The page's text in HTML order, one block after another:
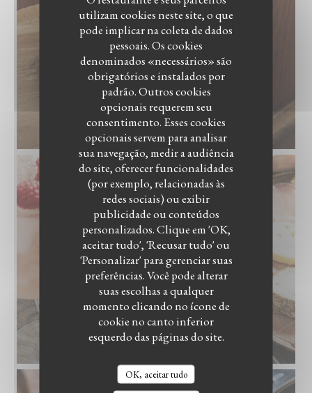
utilizam cookies neste site, o que
pode implicar na coleta de dados
pessoais. Os cookies
denominados «necessários» são
obrigatórios e instalados por
padrão. Outros cookies
opcionais requerem seu
consentimento. Esses cookies
opcionais servem para analisar
sua navegação, medir a audiência
do site, oferecer funcionalidades
(por exemplo, relacionadas às
redes sociais) ou exibir
publicidade ou conteúdos
personalizados. Clique em 'OK,
aceitar tudo', 'Recusar tudo' ou
'Personalizar' para gerenciar suas
preferências. Você pode alterar
suas escolhas a qualquer
momento clicando no ícone de
cookie no canto inferior
esquerdo das páginas do site.
OK, aceitar tudo
RESTAURANT ALMA